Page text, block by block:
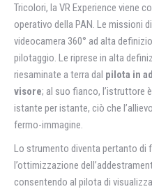
Tricolori, la VR Experience viene
operativo della PAN. Le missioni
videocamera 360° ad alta
pilotaggio. Le riprese in alta
riesaminate a terra dal pilota in
visore; al suo fianco, l’istruttore
istante per istante, ciò che
fermo-immagine.
Lo strumento diventa pertanto di
l’ottimizzazione
consentendo al pilota di